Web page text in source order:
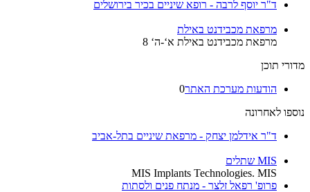
ד"ר יוסף לרבה - רופא שיניים בכיר בירושלים
מרפאת מכבידנט באילת
מרפאת מכבידנט באילת א‘-ה‘ 8
מדורי תוכן
הודעות מערכת האתר0
נוספו לאחרונה
ד"ר אידלמן יצחק - מרפאת שיניים בתל-אביב
MIS שתלים
MIS Implants Technologies. MIS
פרופ' רפאל זלצר - מנתח פנים ולסתות